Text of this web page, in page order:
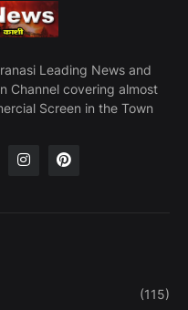
Leading News and
Channel covering almost
Screen in the Town
(115)